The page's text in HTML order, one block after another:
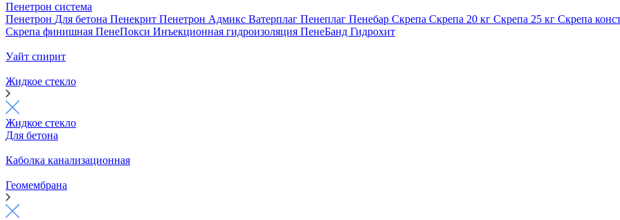
Пенетрон система
Пенетрон Для бетона Пенекрит Пенетрон Адмикс Ватерплаг Пенеплаг Пенебар Скрепа Скрепа 20 кг Скрепа 25 кг Скрепа
Скрепа финишная ПенеПокси Инъекционная гидроизоляция ПенеБанд Гидрохит
Уайт спирит
Жидкое стекло
Жидкое стекло
Для бетона
Каболка канализационная
Геомембрана